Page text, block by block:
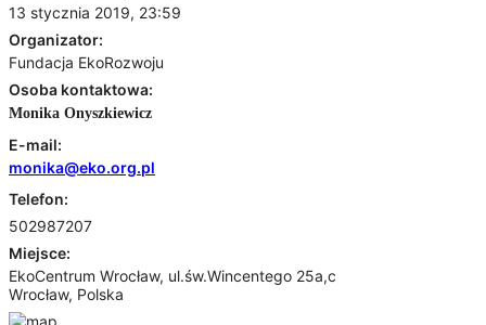
13 stycznia 2019, 23:59
Organizator:
Fundacja EkoRozwoju
Osoba kontaktowa:
Monika Onyszkiewicz
E-mail:
monika@eko.org.pl
Telefon:
502987207
Miejsce:
EkoCentrum Wrocław, ul.św.Wincentego 25a,c
Wrocław, Polska